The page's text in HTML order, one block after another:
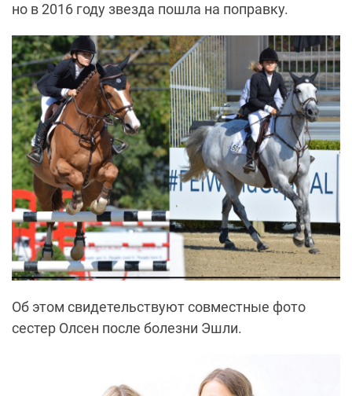
но в 2016 году звезда пошла на поправку.
Об этом свидетельствуют совместные фото
сестер Олсен после болезни Эшли.